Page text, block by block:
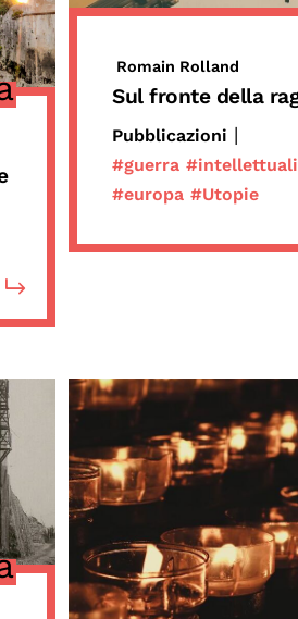
Romain Rolland
Sul fronte della
Pubblicazioni |
#guerra #intellettuali
#europa #Utopie